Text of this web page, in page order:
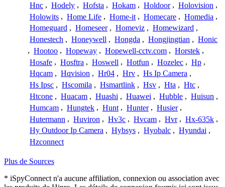
Hnc , Hodely , Hofsta , Hokam , Holdoor , Holovision ,
Holowits , Home Life , Home-it , Homecare , Homedia ,
Homeguard , Homeseer , Homeviz , Homewizard ,
Honestech , Honeywell , Hongda , Hongjingtian , Honic
, Hootoo , Hopeway , Hopewell-cctv.com , Horstek ,
Hosafe , Hosftra , Hoswell , Hotfun , Hozelec , Hp ,
Hqcam , Hqvision , Hr04 , Hrv , Hs Ip Camera ,
Hs Ipsc , Hscomila , Hsmartlink , Hsv , Hta , Htc ,
Htcone , Huacam , Huashi , Huawei , Hubble , Huisun ,
Humcam , Hungtek , Hunt , Hunter , Husier ,
Hutermann , Huviron , Hv3c , Hvcam , Hvr , Hx-635k ,
Hy Outdoor Ip Camera , Hybsys , Hyobalc , Hyundai ,
Hzconnect
Plus de Sources
* iSpyConnect n'a aucune affiliation, connexion ou association avec